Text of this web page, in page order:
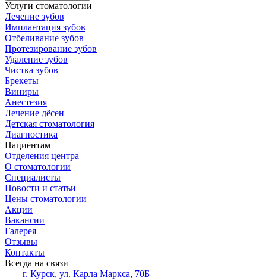
Услуги стоматологии
Лечение зубов
Имплантация зубов
Отбеливание зубов
Протезирование зубов
Удаление зубов
Чистка зубов
Брекеты
Виниры
Анестезия
Лечение дёсен
Детская стоматология
Диагностика
Пациентам
Отделения центра
О стоматологии
Специалисты
Новости и статьи
Цены стоматологии
Акции
Вакансии
Галерея
Отзывы
Контакты
Всегда на связи
г. Курск, ул. Карла Маркса, 70Б